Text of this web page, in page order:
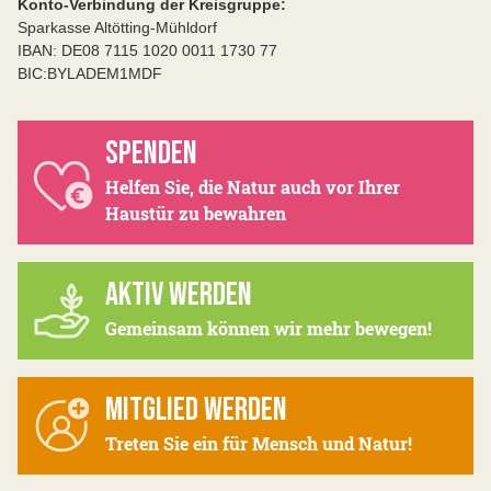
Konto-Verbindung der Kreisgruppe:
Sparkasse Altötting-Mühldorf
IBAN: DE08 7115 1020 0011 1730 77
BIC:BYLADEM1MDF
SPENDEN
Helfen Sie, die Natur auch vor Ihrer
Haustür zu bewahren
AKTIV WERDEN
Gemeinsam können wir mehr bewegen!
MITGLIED WERDEN
Treten Sie ein für Mensch und Natur!